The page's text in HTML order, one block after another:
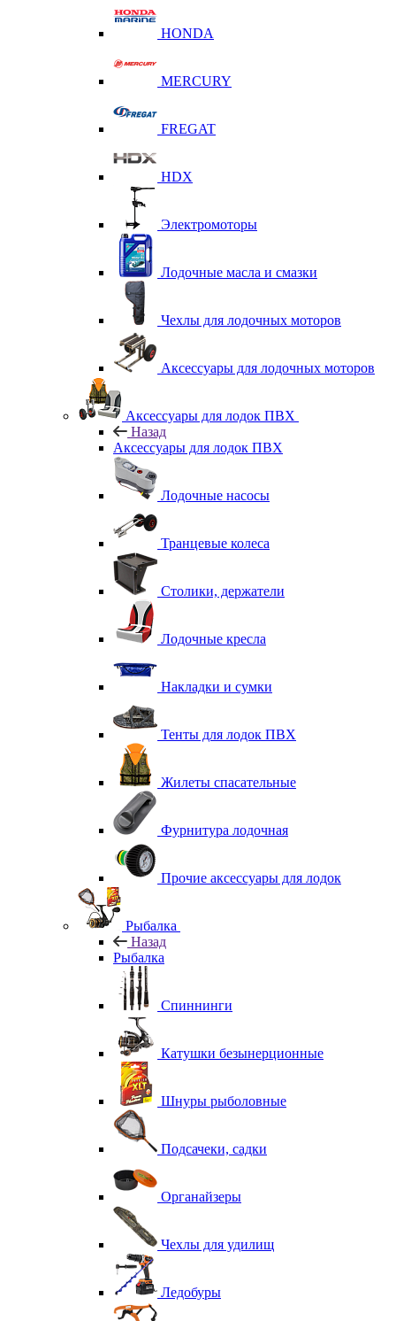
HONDA
MERCURY
FREGAT
HDX
Электромоторы
Лодочные масла и смазки
Чехлы для лодочных моторов
Аксессуары для лодочных моторов
Аксессуары для лодок ПВХ
Назад
Аксессуары для лодок ПВХ
Лодочные насосы
Транцевые колеса
Столики, держатели
Лодочные кресла
Накладки и сумки
Тенты для лодок ПВХ
Жилеты спасательные
Фурнитура лодочная
Прочие аксессуары для лодок
Рыбалка
Назад
Рыбалка
Спиннинги
Катушки безынерционные
Шнуры рыболовные
Подсачеки, садки
Органайзеры
Чехлы для удилищ
Ледобуры